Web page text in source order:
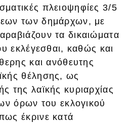
πλειοψηφίες 3/5
των δημάρχων, με
τα δικαιώματα
εκλέγεσθαι, καθώς και
και ανόθευτης
θέλησης, ως
της λαϊκής κυριαρχίας
όρων του εκλογικού
έκρινε κατά